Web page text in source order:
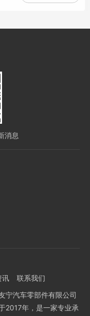
消息
讯
联系我们
宁汽车零部件有限公司
2017年，是一家专业承